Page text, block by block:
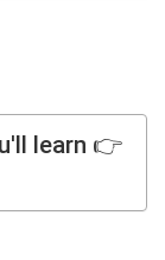
learn 👉